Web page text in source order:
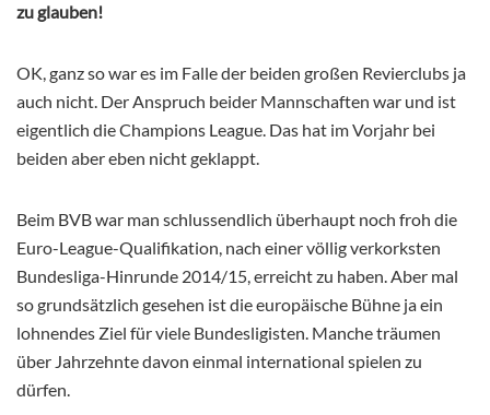
zu glauben!
OK, ganz so war es im Falle der beiden großen Revierclubs ja
auch nicht. Der Anspruch beider Mannschaften war und ist
eigentlich die Champions League. Das hat im Vorjahr bei
beiden aber eben nicht geklappt.
Beim BVB war man schlussendlich überhaupt noch froh die
Euro-League-Qualifikation, nach einer völlig verkorksten
Bundesliga-Hinrunde 2014/15, erreicht zu haben. Aber mal
so grundsätzlich gesehen ist die europäische Bühne ja ein
lohnendes Ziel für viele Bundesligisten. Manche träumen
über Jahrzehnte davon einmal international spielen zu
dürfen.